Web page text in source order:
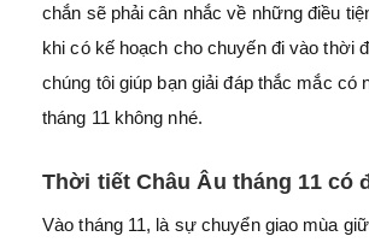
chắn sẽ phải cân nhắc về những điều
khi có kế hoạch cho chuyến đi vào thời
chúng tôi giúp bạn giải đáp thắc mắc có
tháng 11 không nhé.
Thời tiết Châu Âu tháng 11 có
Vào tháng 11, là sự chuyển giao mùa